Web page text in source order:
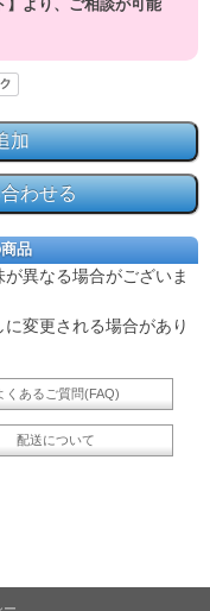
】より、ご相談が可能
品
異なる場合がございま
変更される場合があり
くあるご質問(FAQ)
配送について